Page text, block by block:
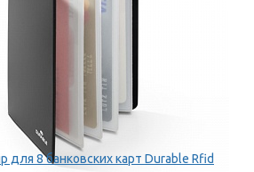
для 8 банковских карт Durable Rfid